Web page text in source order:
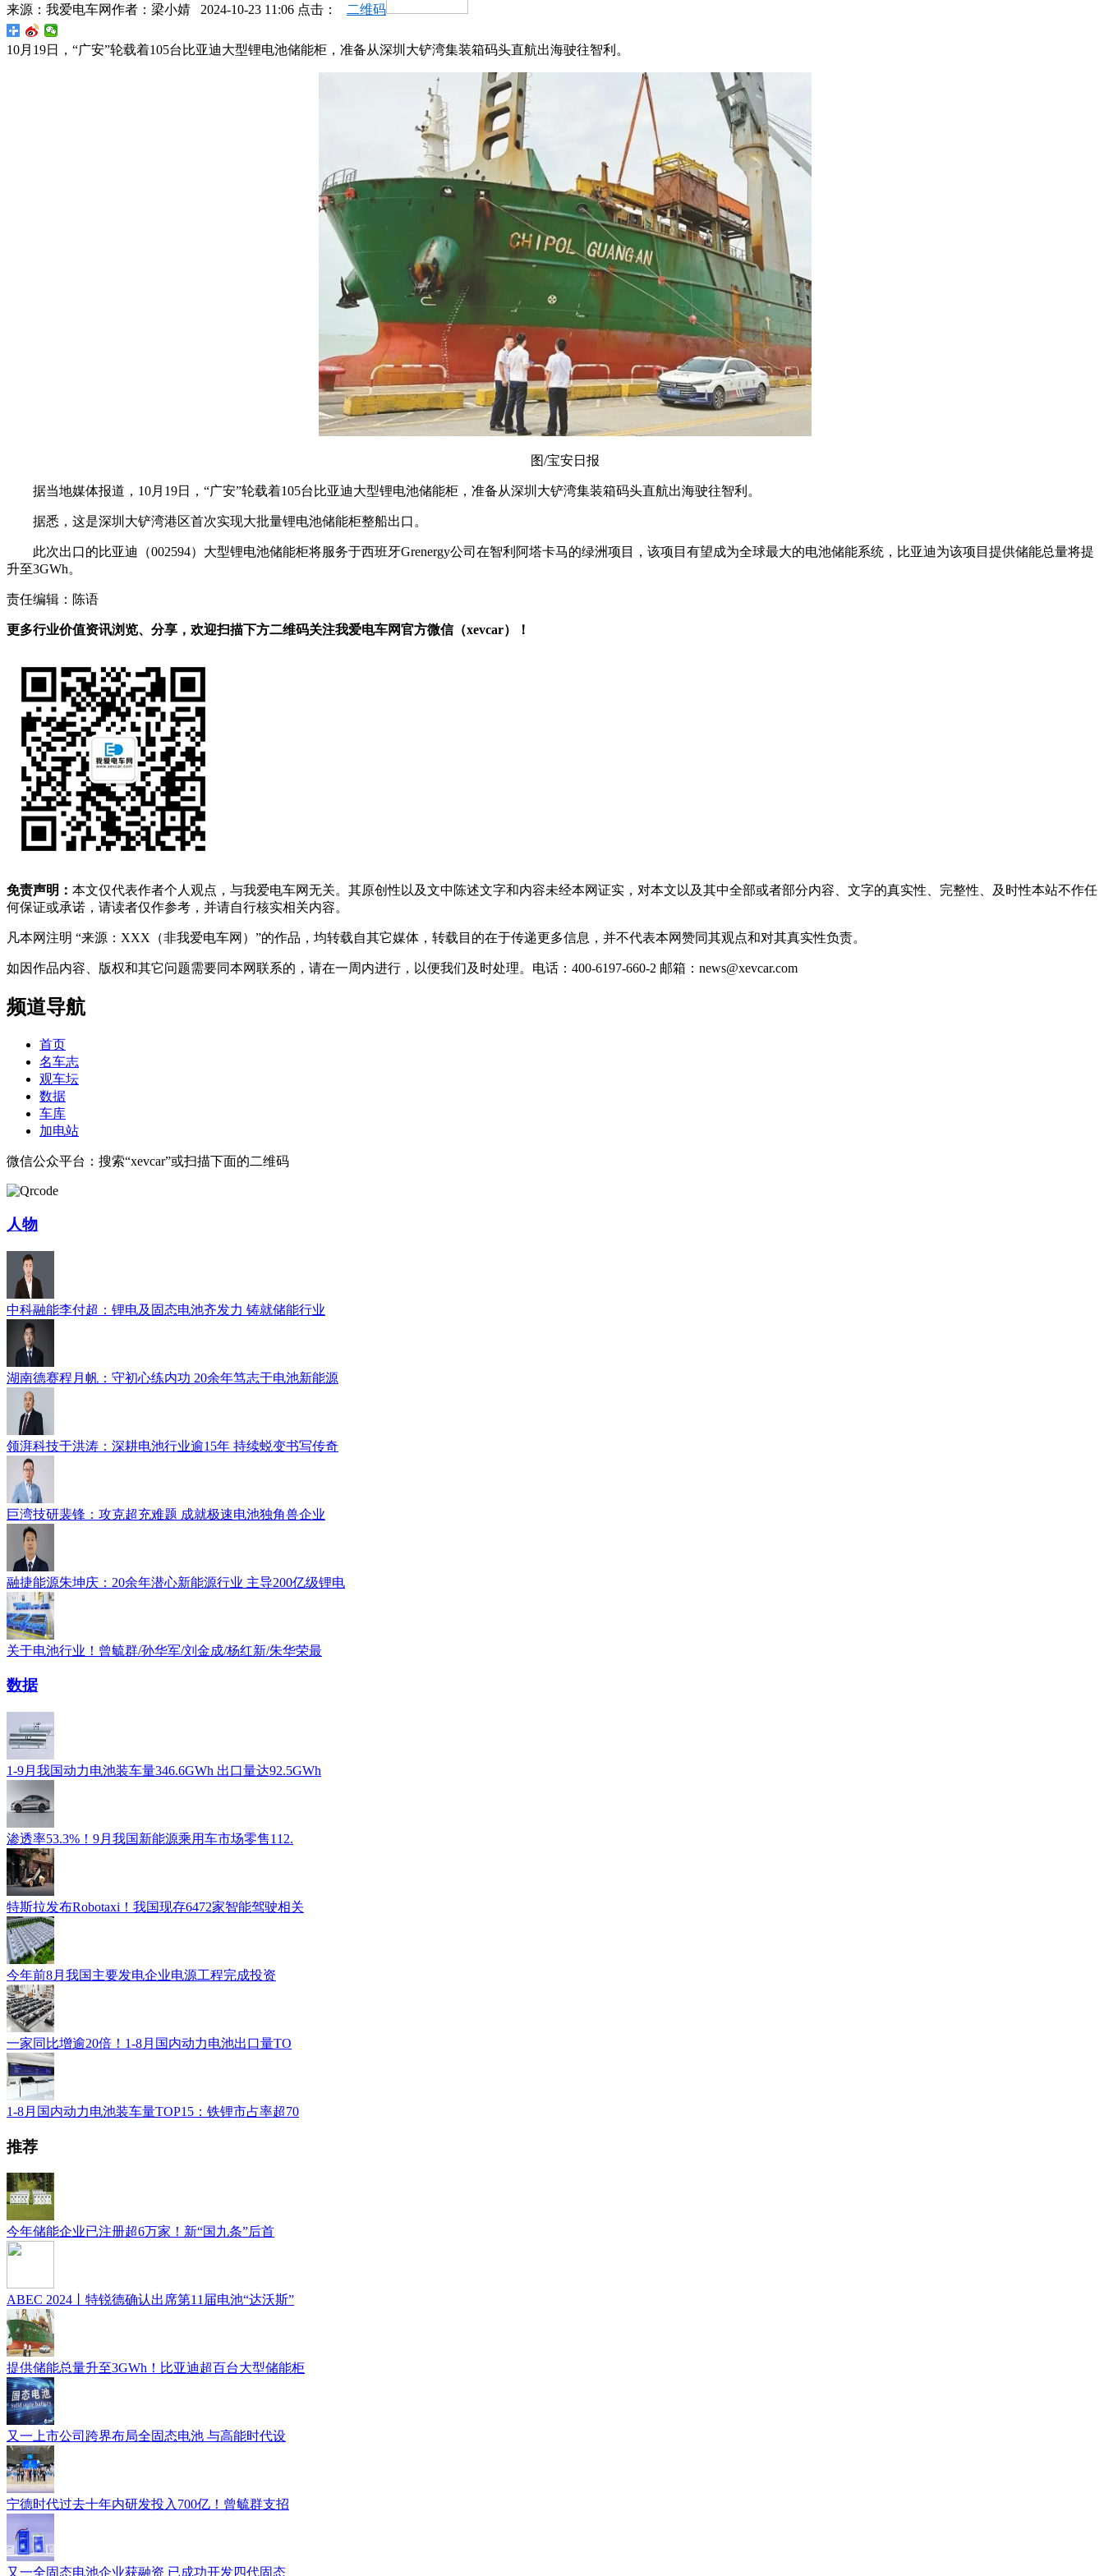
来源： 我爱电车网作者： 梁小婧 2024-10-23 11:06 点击： 二维码
10月19日，“广安”轮载着105台比亚迪大型锂电池储能柜，准备从深圳大铲湾集装箱码头直航出海驶往智利。
图/宝安日报
据当地媒体报道，10月19日，“广安”轮载着105台比亚迪大型锂电池储能柜，准备从深圳大铲湾集装箱码头直航出海驶往智利。
据悉，这是深圳大铲湾港区首次实现大批量锂电池储能柜整船出口。
此次出口的比亚迪（002594）大型锂电池储能柜将服务于西班牙Grenergy公司在智利阿塔卡马的绿洲项目，该项目有望成为全球最大的电池储能系统，比亚迪为该项目提供储能总量将提
升至3GWh。
责任编辑：陈语
更多行业价值资讯浏览、分享，欢迎扫描下方二维码关注我爱电车网官方微信（xevcar）！
免责声明： 本文仅代表作者个人观点，与我爱电车网无关。其原创性以及文中陈述文字和内容未经本网证实，对本文以及其中全部或者部分内容、文字的真实性、完整性、及时性本站不作任
何保证或承诺，请读者仅作参考，并请自行核实相关内容。
凡本网注明 “来源：XXX（非我爱电车网）”的作品，均转载自其它媒体，转载目的在于传递更多信息，并不代表本网赞同其观点和对其真实性负责。
如因作品内容、版权和其它问题需要同本网联系的，请在一周内进行，以便我们及时处理。电话：400-6197-660-2 邮箱：news@xevcar.com
频道导航
首页
名车志
观车坛
数据
车库
加电站
微信公众平台：搜索“xevcar”或扫描下面的二维码
人物
中科融能李付超：锂电及固态电池齐发力 铸就储能行业
湖南德赛程月帆：守初心练内功 20余年笃志于电池新能源
领湃科技于洪涛：深耕电池行业逾15年 持续蜕变书写传奇
巨湾技研裴锋：攻克超充难题 成就极速电池独角兽企业
融捷能源朱坤庆：20余年潜心新能源行业 主导200亿级锂电
关于电池行业！曾毓群/孙华军/刘金成/杨红新/朱华荣最
数据
1-9月我国动力电池装车量346.6GWh 出口量达92.5GWh
渗透率53.3%！9月我国新能源乘用车市场零售112.
特斯拉发布Robotaxi！我国现存6472家智能驾驶相关
今年前8月我国主要发电企业电源工程完成投资
一家同比增逾20倍！1-8月国内动力电池出口量TO
1-8月国内动力电池装车量TOP15：铁锂市占率超70
推荐
今年储能企业已注册超6万家！新“国九条”后首
ABEC 2024丨特锐德确认出席第11届电池“达沃斯”
提供储能总量升至3GWh！比亚迪超百台大型储能柜
又一上市公司跨界布局全固态电池 与高能时代设
宁德时代过去十年内研发投入700亿！曾毓群支招
又一全固态电池企业获融资 已成功开发四代固态